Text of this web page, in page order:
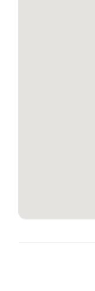
indispensables
quotidien,
Chaque
maximum de
exceptionnelle